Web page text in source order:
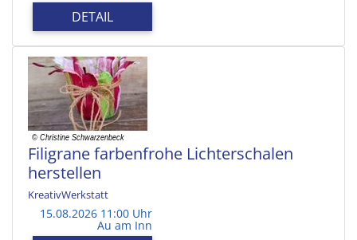
DETAIL
Filigrane farbenfrohe Lichterschalen
herstellen
KreativWerkstatt
15.08.2026 11:00 Uhr
Au am Inn